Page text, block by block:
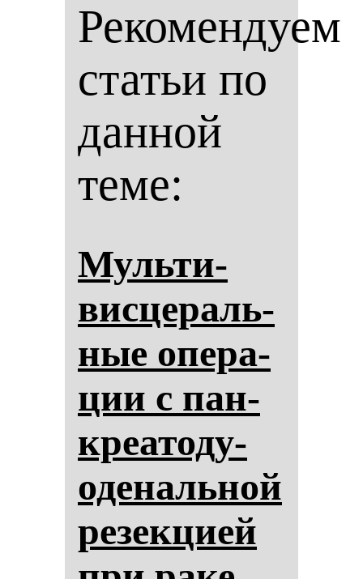
Рекомендуем
статьи по
данной
теме:
Муль­ти­
вис­це­раль­
ные опе­ра­
ции с пан­
кре­ато­ду­
оде­наль­ной
ре­зек­ци­ей